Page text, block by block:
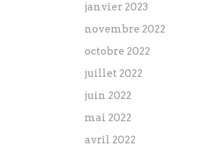
janvier 2023
novembre 2022
octobre 2022
juillet 2022
juin 2022
mai 2022
avril 2022